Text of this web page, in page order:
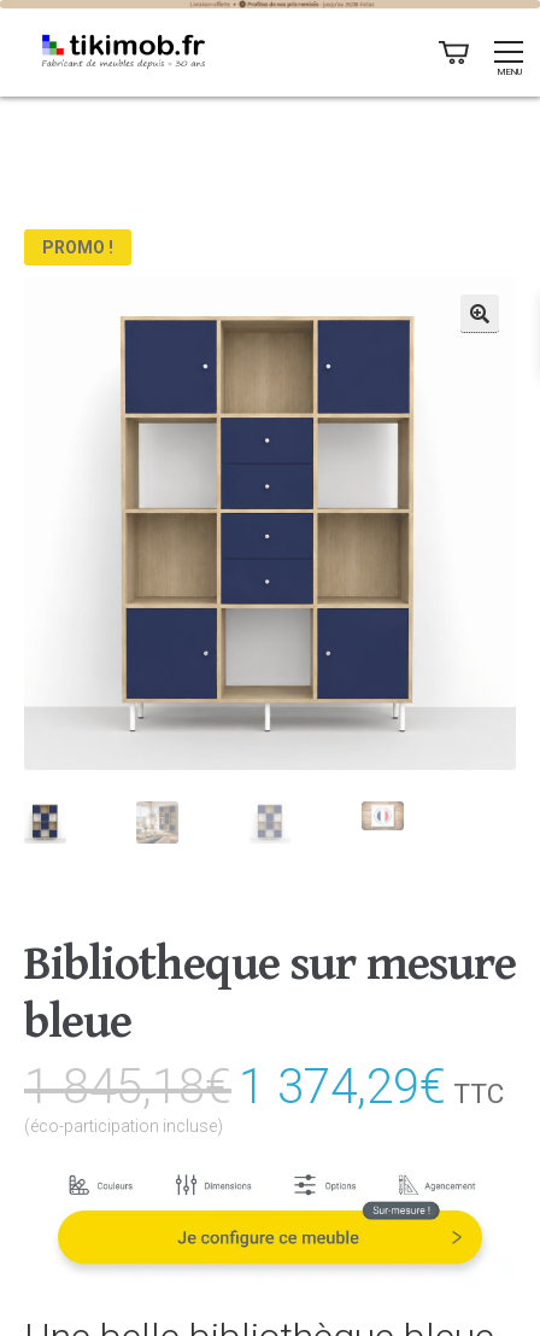
MENU
PROMO !
Bibliotheque sur mesure
bleue
1 845,18€Le
initial
était :
1
1 374,29€Le
est :
1
TTC
(éco-participation incluse)